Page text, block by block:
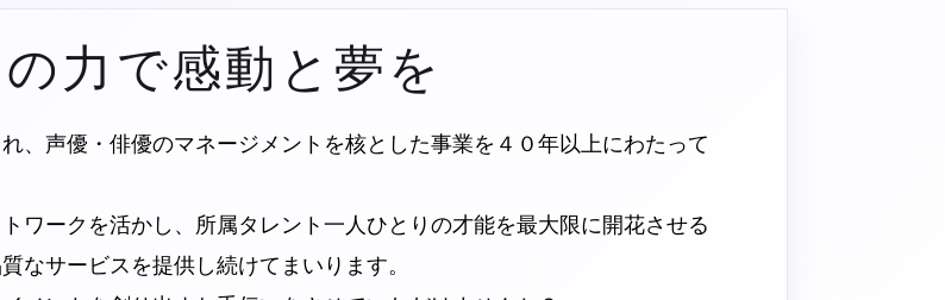
力で感動と夢を
、声優・俳優のマネージメントを核とした事業を４０年以上にわたって
ワークを活かし、所属タレント一人ひとりの才能を最大限に開花させる
なサービスを提供し続けてまいります。